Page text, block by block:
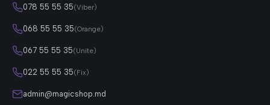
078 55 55 35(Viber)
068 55 55 35(Orange)
067 55 55 35(Unite)
022 55 55 35(Fix)
admin@magicshop.md